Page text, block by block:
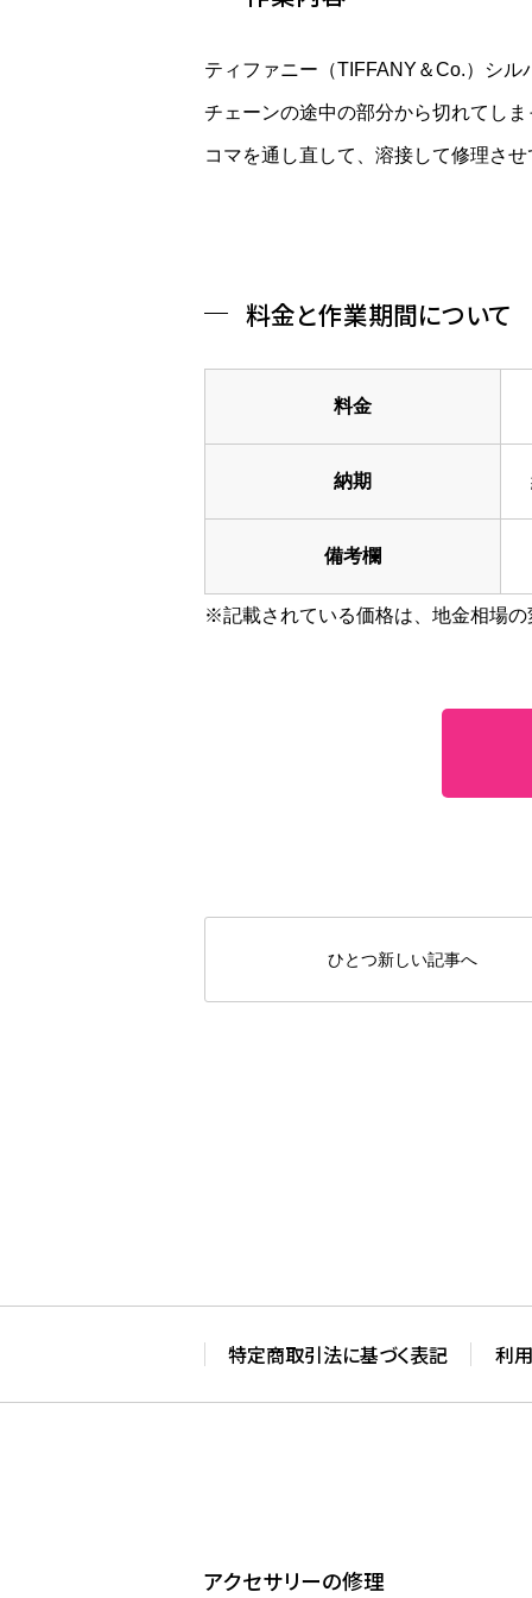
ティファニー（TIFFANY＆Co.）シ
チェーンの途中の部分から切れてし
コマを通し直して、溶接して修理さ
料金と作業期間について
料金
納期
備考欄
※記載されている価格は、地金相場
ひとつ新しい記事へ
特定商取引法に基づく表記 利
アクセサリーの修理